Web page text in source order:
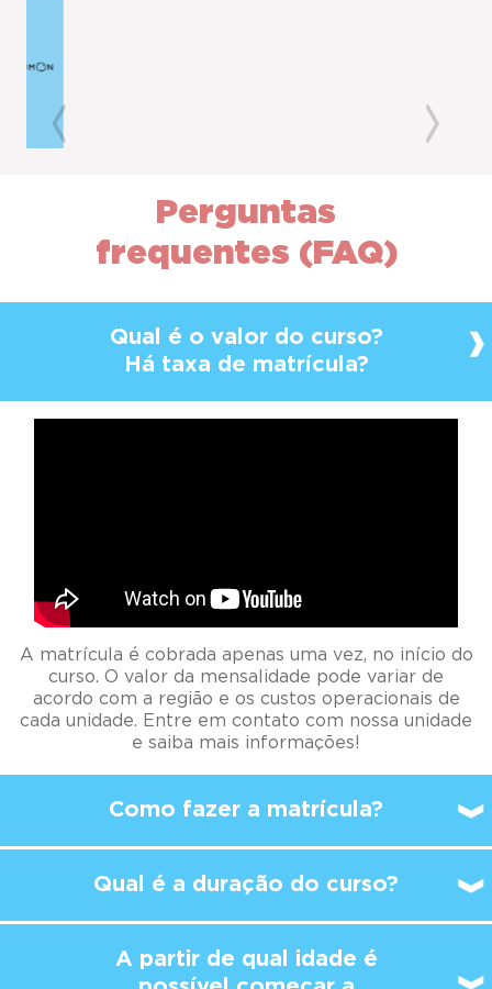
Perguntas
frequentes (FAQ)
Qual é o valor do curso?
Há taxa de matrícula?
A matrícula é cobrada apenas uma vez, no início do
curso. O valor da mensalidade pode variar de
acordo com a região e os custos operacionais de
cada unidade. Entre em contato com nossa unidade
e saiba mais informações!
Como fazer a matrícula?
Qual é a duração do curso?
A partir de qual idade é